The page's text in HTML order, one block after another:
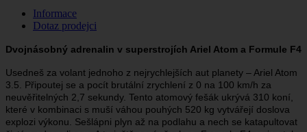
Informace
Dotaz prodejci
Dvojnásobný adrenalin v superstrojích Ariel Atom a Formule F4
Usedneš za volant jednoho z nejrychlejších aut planety – Ariel Atom
3.5. Připoutej se a pocít brutální zrychlení z 0 na 100 km/h za
neuvěřitelných 2,7 sekundy. Tento atomový fešák ukrývá 310 koní,
které v kombinaci s muší váhou pouhých 520 kg vytvářejí doslova
explozi výkonu. Sešlápni plyn až na podlahu a nech se katapultovat